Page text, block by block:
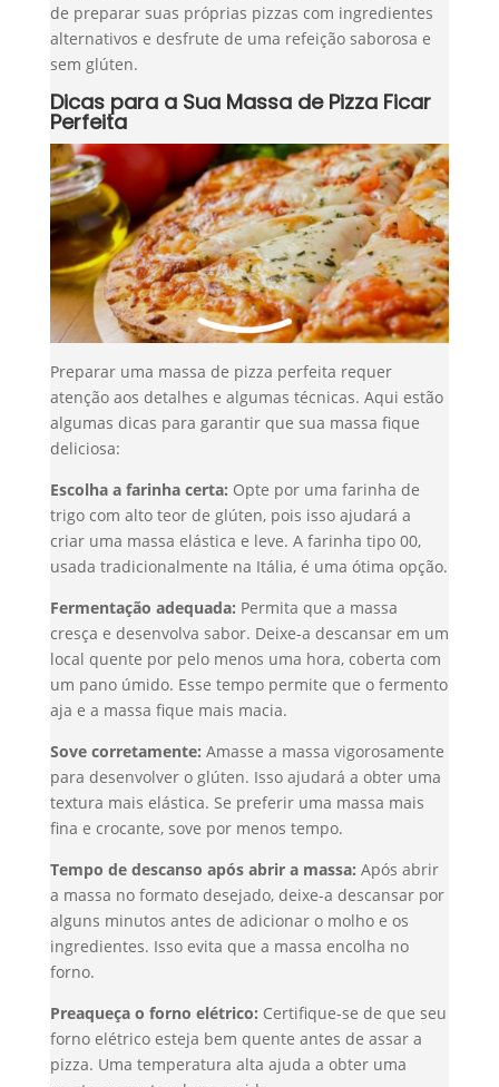
de preparar suas próprias pizzas com ingredientes
alternativos e desfrute de uma refeição saborosa e
sem glúten.
Dicas para a Sua Massa de Pizza Ficar
Perfeita
Preparar uma massa de pizza perfeita requer
atenção aos detalhes e algumas técnicas. Aqui estão
algumas dicas para garantir que sua massa fique
deliciosa:
Escolha a farinha certa: Opte por uma farinha de
trigo com alto teor de glúten, pois isso ajudará a
criar uma massa elástica e leve. A farinha tipo 00,
usada tradicionalmente na Itália, é uma ótima opção.
Fermentação adequada: Permita que a massa
cresça e desenvolva sabor. Deixe-a descansar em um
local quente por pelo menos uma hora, coberta com
um pano úmido. Esse tempo permite que o fermento
aja e a massa fique mais macia.
Sove corretamente: Amasse a massa vigorosamente
para desenvolver o glúten. Isso ajudará a obter uma
textura mais elástica. Se preferir uma massa mais
fina e crocante, sove por menos tempo.
Tempo de descanso após abrir a massa: Após abrir
a massa no formato desejado, deixe-a descansar por
alguns minutos antes de adicionar o molho e os
ingredientes. Isso evita que a massa encolha no
forno.
Preaqueça o forno elétrico: Certifique-se de que seu
forno elétrico esteja bem quente antes de assar a
pizza. Uma temperatura alta ajuda a obter uma